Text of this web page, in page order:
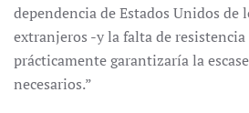
dependencia de Estados Unidos de
extranjeros -y la falta de
prácticamente garantizaría la
necesarios.”